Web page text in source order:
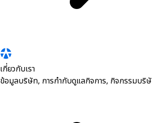
เกี่ยวกับเรา
ข้อมูลบริษัท, การกำกับดูแลกิจการ, กิจกรรมบริ